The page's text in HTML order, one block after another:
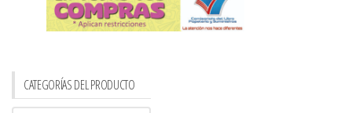
CATEGORÍAS DEL PRODUCTO